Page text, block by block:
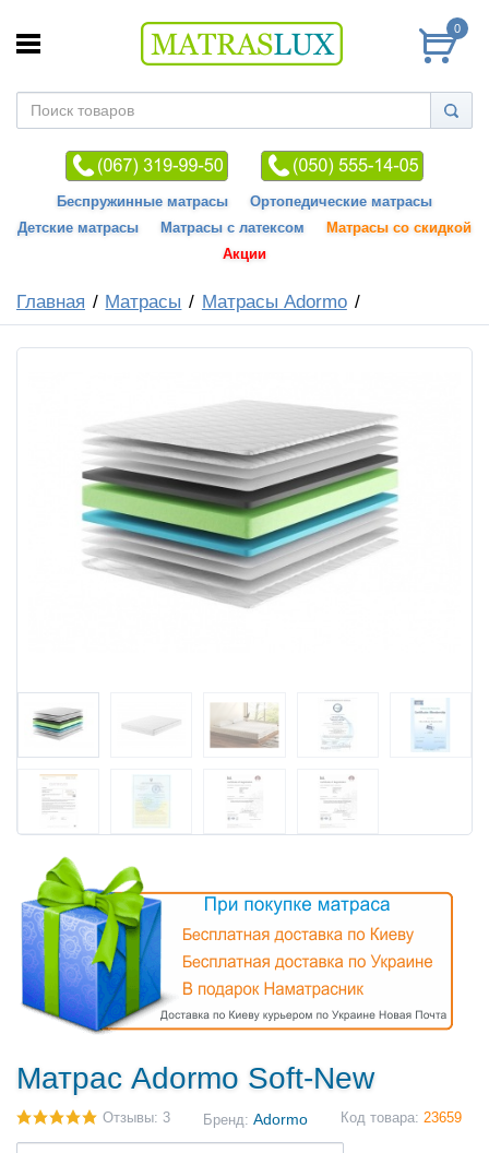
0
Беспружинные матрасы
Ортопедические матрасы
Детские матрасы
Матрасы с латексом
Матрасы со скидкой
Акции
Главная Матрасы Матрасы Adormo
Матрас Adormo Soft-New
Отзывы: 3 Бренд: Adormo Код товара: 23659